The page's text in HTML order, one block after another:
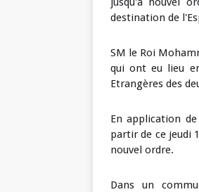
destination de
SM le Roi
qui ont eu lieu
Etrangères des
En application
partir de ce jeudi
nouvel ordre.
Dans un